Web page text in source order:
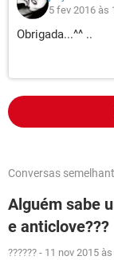
5 fev 2016 às
Obrigada...^^ ..
Conversas
Alguém sabe
e anticlove???
?????? - 11 nov 2015